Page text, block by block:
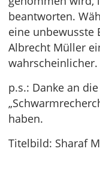
beantworten.
eine unbewusste
Albrecht Müller
wahrscheinlicher.
p.s.: Danke an
haben.
Titelbild: Sharaf